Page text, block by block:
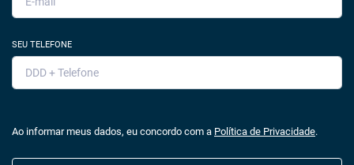
SEU TELEFONE
Ao informar meus dados, eu concordo com a Política de Privacidade.